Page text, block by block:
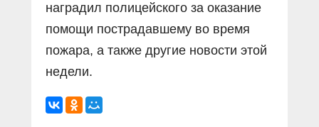
наградил полицейского за оказание
помощи пострадавшему во время
пожара, а также другие новости этой
недели.